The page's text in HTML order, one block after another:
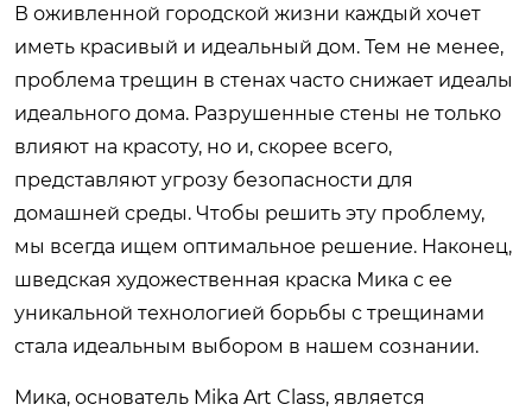
В оживленной городской жизни каждый хочет
иметь красивый и идеальный дом. Тем не менее,
проблема трещин в стенах часто снижает идеалы
идеального дома. Разрушенные стены не только
влияют на красоту, но и, скорее всего,
представляют угрозу безопасности для
домашней среды. Чтобы решить эту проблему,
мы всегда ищем оптимальное решение. Наконец,
шведская художественная краска Мика с ее
уникальной технологией борьбы с трещинами
стала идеальным выбором в нашем сознании.
Мика, основатель Mika Art Class, является